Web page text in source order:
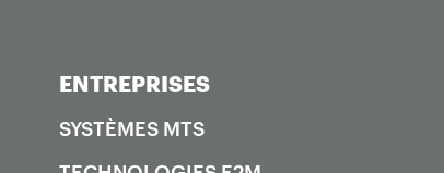
ENTREPRISES
SYSTÈMES MTS